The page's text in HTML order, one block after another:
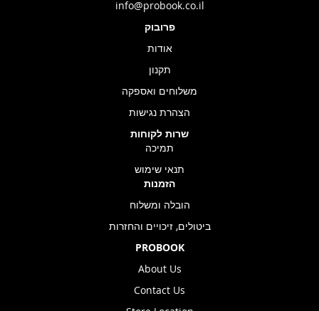
info@probook.co.il
פרובוק
אודות
תקנון
משלוחים ואספקה
הצהרת נגישות
שרות לקוחות
תמיכה
תנאי שימוש
הזמנות
הובלה ומשלוח
ביטולים, זיכויים והחזרות
PROBOOK
About Us
Contact Us